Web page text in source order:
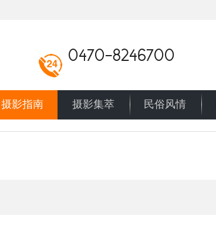
0470-8246700
摄影指南 摄影集萃 民俗风情